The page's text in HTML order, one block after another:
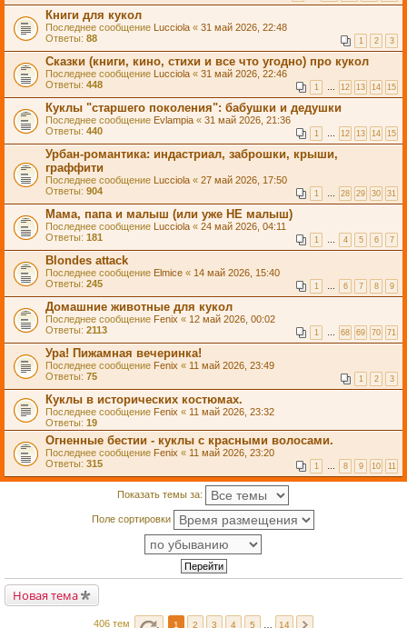
Книги для кукол
Последнее сообщение Lucciola « 31 май 2026, 22:48
Ответы: 88 1 2 3
Сказки (книги, кино, стихи и все что угодно) про кукол
Последнее сообщение Lucciola « 31 май 2026, 22:46
Ответы: 448 1 … 12 13 14 15
Куклы "старшего поколения": бабушки и дедушки
Последнее сообщение Evlampia « 31 май 2026, 21:36
Ответы: 440 1 … 12 13 14 15
Урбан-романтика: индастриал, заброшки, крыши,
граффити
Последнее сообщение Lucciola « 27 май 2026, 17:50
Ответы: 904 1 … 28 29 30 31
Мама, папа и малыш (или уже НЕ малыш)
Последнее сообщение Lucciola « 24 май 2026, 04:11
Ответы: 181 1 … 4 5 6 7
Blondes attack
Последнее сообщение Elmice « 14 май 2026, 15:40
Ответы: 245 1 … 6 7 8 9
Домашние животные для кукол
Последнее сообщение Fenix « 12 май 2026, 00:02
Ответы: 2113 1 … 68 69 70 71
Ура! Пижамная вечеринка!
Последнее сообщение Fenix « 11 май 2026, 23:49
Ответы: 75 1 2 3
Куклы в исторических костюмах.
Последнее сообщение Fenix « 11 май 2026, 23:32
Ответы: 19
Огненные бестии - куклы с красными волосами.
Последнее сообщение Fenix « 11 май 2026, 23:20
Ответы: 315 1 … 8 9 10 11
Показать темы за:
Поле сортировки
Новая тема
406 тем 1 2 3 4 5 14